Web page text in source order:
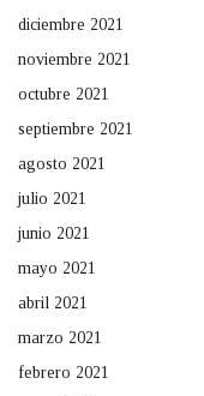
diciembre 2021
noviembre 2021
octubre 2021
septiembre 2021
agosto 2021
julio 2021
junio 2021
mayo 2021
abril 2021
marzo 2021
febrero 2021